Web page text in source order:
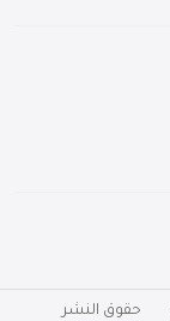
حقوق النشر